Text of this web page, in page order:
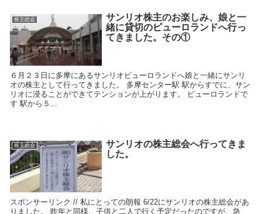
株主総会
サンリオ株主のお楽しみ、娘と一
緒に貸切のピューロランドへ行っ
てきました。その①
６月２３日に多摩にあるサンリオピューロランドへ娘と一緒にサンリ
オの株主として行ってきました。 多摩センター駅 駅からすでに、サン
リオに浸ることができてテンションが上がります。 ピューロランドで
す 駅から５...
株主総会
サンリオの株主総会へ行ってきま
した。
スポンサーリンク // 私にとっての朗報 6/22にサンリオの株主総会があ
りました。 昨年と同様、子供と二人で行く予定だったのですが、急